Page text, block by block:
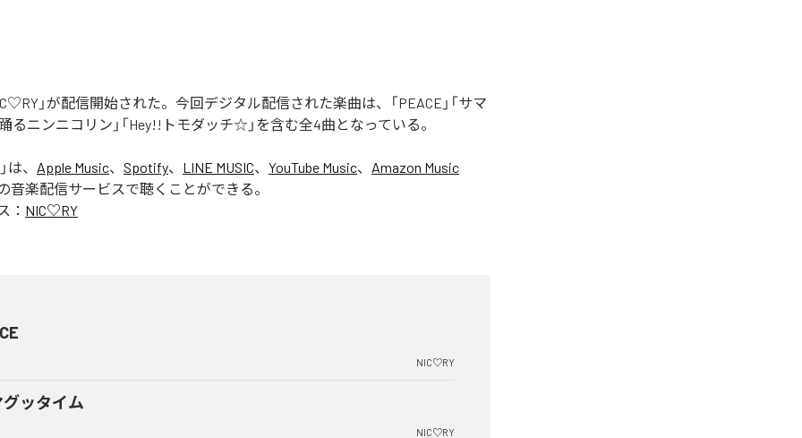
」が配信開始された。今回デジタル配信された楽曲は、「PEACE」「サマ
踊るニンニコリン」「Hey!!トモダッチ☆」を含む全4曲となっている。
」は、 Apple Music、 Spotify、 LINE MUSIC、 YouTube Music、 Amazon Music
音楽配信サービスで聴くことができる。
： NIC♡RY
NIC♡RY
グッタイム
NIC♡RY